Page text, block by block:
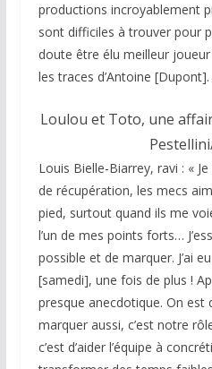
productions incroyablement
sont difficiles à trouver pour
doute être élu meilleur
les traces d’Antoine [Dupont].
Loulou et Toto, une
Louis Bielle-Biarrey, ravi : «
de récupération, les mecs
pied, surtout quand ils me
l’un de mes points forts…
possible et de marquer. J’ai
[samedi], une fois de plus !
presque anecdotique. On est
marquer aussi, c’est notre
c’est d’aider l’équipe à